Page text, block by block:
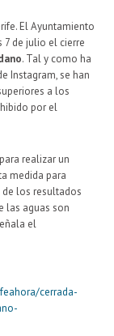
El Ayuntamiento
7 de julio el cierre
. Tal y como ha
Instagram, se han
a los
por el
realizar un
medida para
de los resultados
las aguas son
el
cerrada-